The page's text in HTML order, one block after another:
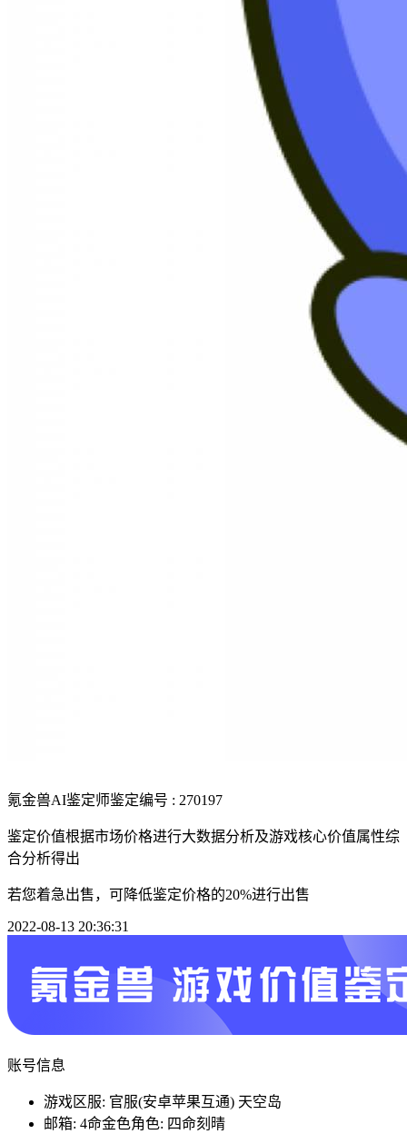
氪金兽AI鉴定师鉴定编号 : 270197
鉴定价值根据市场价格进行大数据分析及游戏核心价值属性综
合分析得出
若您着急出售，可降低鉴定价格的20%进行出售
2022-08-13 20:36:31
账号信息
游戏区服: 官服(安卓苹果互通) 天空岛
邮箱: 4命金色角色: 四命刻晴